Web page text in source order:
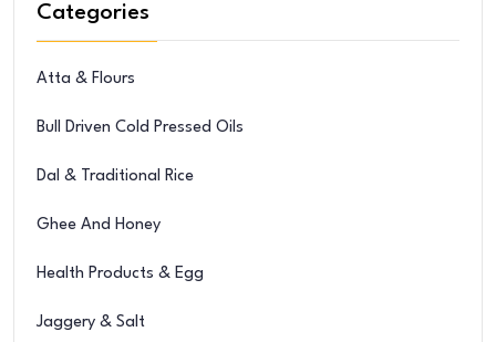
Categories
Atta & Flours
Bull Driven Cold Pressed Oils
Dal & Traditional Rice
Ghee And Honey
Health Products & Egg
Jaggery & Salt